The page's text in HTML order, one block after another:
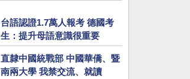
台語認證1.7萬人報考 德國考
生：提升母語意識很重要
直隸中國統戰部 中國華僑、暨
南兩大學 我禁交流、就讀